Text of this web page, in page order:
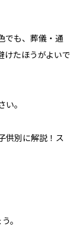
でも、葬儀・通
けたほうがよいで
い。
供別に解説！ス
。